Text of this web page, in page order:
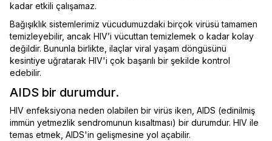
kadar etkili çalışamaz.
Bağışıklık sistemlerimiz vücudumuzdaki birçok virüsü tamamen
temizleyebilir, ancak HIV’i vücuttan temizlemek o kadar kolay
değildir. Bununla birlikte, ilaçlar viral yaşam döngüsünü
kesintiye uğratarak HIV'i çok başarılı bir şekilde kontrol
edebilir.
AIDS bir durumdur.
HIV enfeksiyona neden olabilen bir virüs iken, AIDS (edinilmiş
immün yetmezlik sendromunun kısaltması) bir durumdur. HIV ile
temas etmek, AIDS'in gelişmesine yol açabilir.